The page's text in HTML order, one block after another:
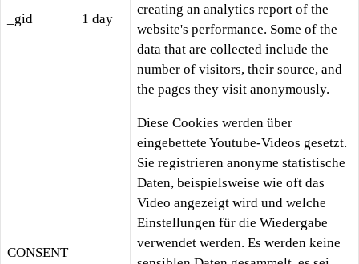
_gid 1 day
creating an analytics report of the
website's performance. Some of the
data that are collected include the
number of visitors, their source, and
the pages they visit anonymously.
CONSENT
Diese Cookies werden über
eingebettete Youtube-Videos gesetzt.
Sie registrieren anonyme statistische
Daten, beispielsweise wie oft das
Video angezeigt wird und welche
Einstellungen für die Wiedergabe
verwendet werden. Es werden keine